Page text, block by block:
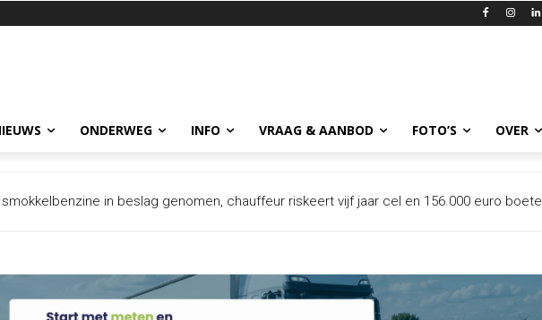
ONDERWEG INFO VRAAG & AANBOD FOTO’S OVER
in beslag genomen, chauffeur riskeert vijf jaar cel en 156.000 euro boete